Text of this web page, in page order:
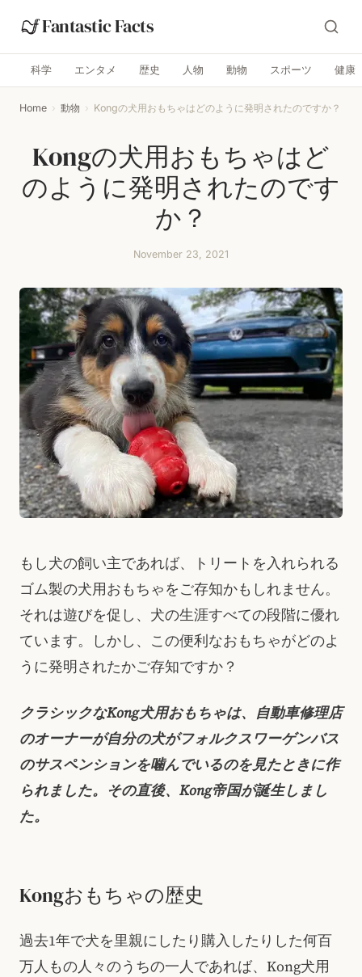
Fantastic Facts
科学 エンタメ 歴史 人物 動物 スポーツ 健康
Home › 動物 › Kongの犬用おもちゃはどのように発明されたのですか？
Kongの犬用おもちゃはど
のように発明されたのです
か？
November 23, 2021
もし犬の飼い主であれば、トリートを入れられる
ゴム製の犬用おもちゃをご存知かもしれません。
それは遊びを促し、犬の生涯すべての段階に優れ
ています。しかし、この便利なおもちゃがどのよ
うに発明されたかご存知ですか？
クラシックなKong犬用おもちゃは、自動車修理店
のオーナーが自分の犬がフォルクスワーゲンバス
のサスペンションを噛んでいるのを見たときに作
られました。その直後、Kong帝国が誕生しまし
た。
Kongおもちゃの歴史
過去1年で犬を里親にしたり購入したりした何百
万人もの人々のうちの一人であれば、Kong犬用